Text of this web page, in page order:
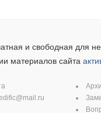
и свободная для
материалов сайта